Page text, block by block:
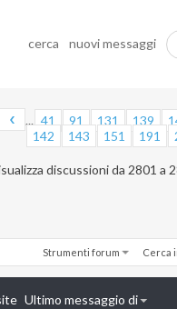
cerca nuovi messaggi
... 41 91 131 139
142
143 151 191
discussioni da 2801 a
Strumenti forum Cerca
Ultimo messaggio di